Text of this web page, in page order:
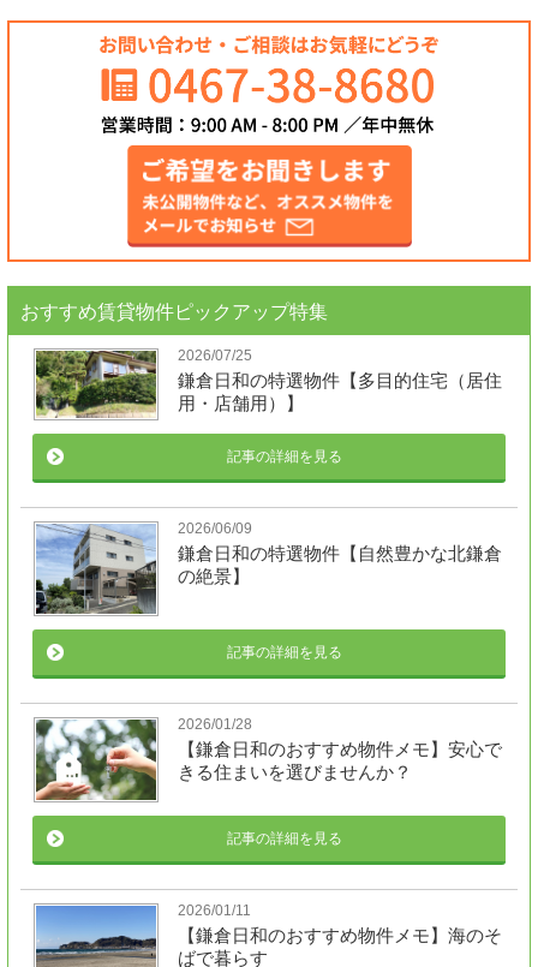
おすすめ賃貸物件ピックアップ特集
2026/07/25
鎌倉日和の特選物件【多目的住宅（居住
用・店舗用）】
記事の詳細を見る
2026/06/09
鎌倉日和の特選物件【自然豊かな北鎌倉
の絶景】
記事の詳細を見る
2026/01/28
【鎌倉日和のおすすめ物件メモ】安心で
きる住まいを選びませんか？
記事の詳細を見る
2026/01/11
【鎌倉日和のおすすめ物件メモ】海のそ
ばで暮らす